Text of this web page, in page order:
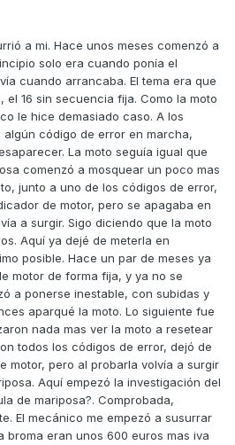
a mi. Hace unos meses comenzó a
solo era cuando ponía el
cuando arrancaba. El tema era que
el 16 sin secuencia fija. Como la moto
le hice demasiado caso. A los
código de error en marcha,
La moto seguía igual que
comenzó a mosquear un poco mas
junto a uno de los códigos de error,
de motor, pero se apagaba en
a surgir. Sigo diciendo que la moto
Aquí ya dejé de meterla en
posible. Hace un par de meses ya
motor de forma fija, y ya no se
a ponerse inestable, con subidas y
aparqué la moto. Lo siguiente fue
nada mas ver la moto a resetear
todos los códigos de error, dejó de
motor, pero al probarla volvía a surgir
Aquí empezó la investigación del
de mariposa?. Comprobada,
El mecánico me empezó a susurrar
broma eran unos 600 euros mas iva